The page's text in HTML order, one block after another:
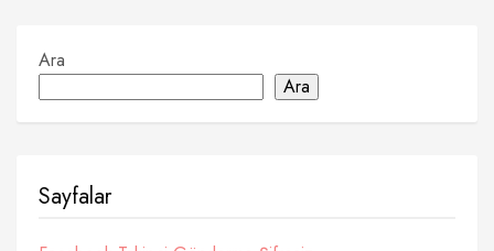
Ara
Ara
Sayfalar